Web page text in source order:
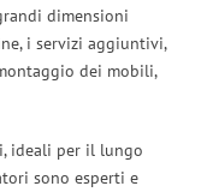
dimensioni
i servizi aggiuntivi,
dei mobili,
ideali per il lungo
sono esperti e